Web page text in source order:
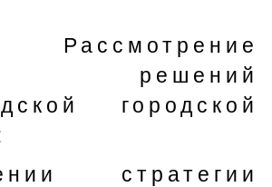
решений
городской
стратегии